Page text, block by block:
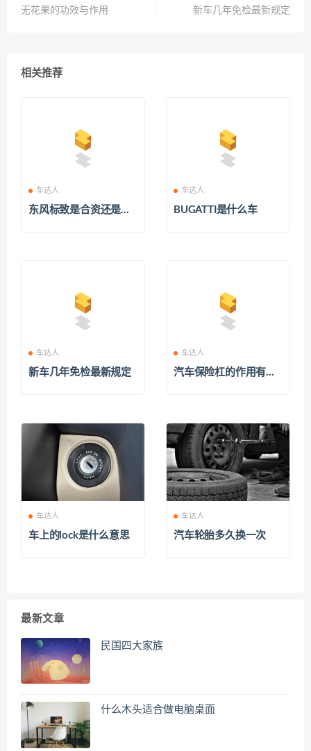
无花果的功效与作用
新车几年免检最新规定
相关推荐
车达人
东风标致是合资还是国
车达人
BUGATTI是什么车
车达人
新车几年免检最新规定
车达人
汽车保险杠的作用有什
车达人
车上的lock是什么意思
车达人
汽车轮胎多久换一次
最新文章
民国四大家族
什么木头适合做电脑桌面